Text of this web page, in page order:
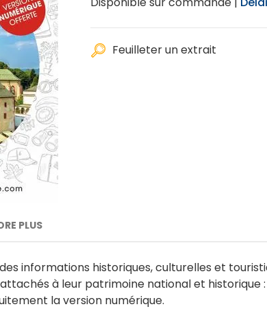
Feuilleter un extrait
PLUS
informations historiques, culturelles et
à leur patrimoine national et
la version numérique.